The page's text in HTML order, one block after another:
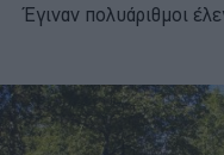
Έγιναν πολυάριθμοι